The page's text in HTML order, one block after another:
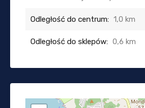
Odległość do centrum: 1,0 km
Odległość do sklepów: 0,6 km